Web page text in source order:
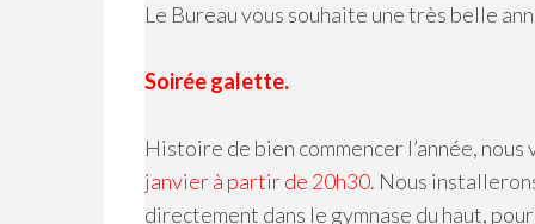
Le Bureau vous souhaite une très belle
Soirée galette.
Histoire de bien commencer l’année,
janvier à partir de 20h30. Nous
directement dans le gymnase du haut,